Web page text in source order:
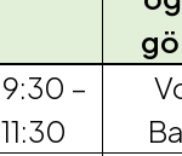
–
11:30